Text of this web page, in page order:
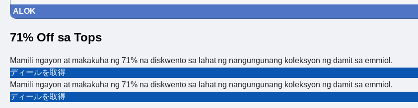
ALOK
71% Off sa Tops
Mamili ngayon at makakuha ng 71% na diskwento sa lahat ng nangungunang koleksyon ng damit sa emmiol.
ディールを取得
Mamili ngayon at makakuha ng 71% na diskwento sa lahat ng nangungunang koleksyon ng damit sa emmiol.
ディールを取得